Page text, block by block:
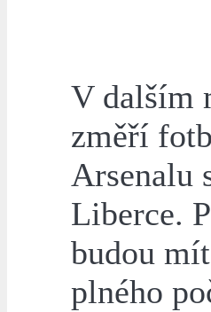
V dalším
změří
Arsenalu
Liberce.
budou
plného